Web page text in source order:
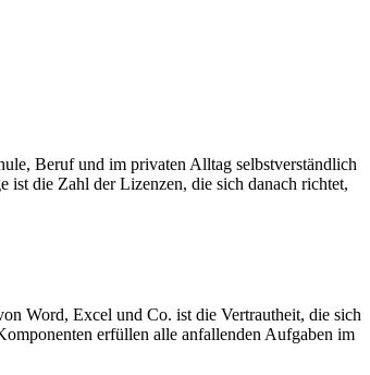
Beruf und im privaten Alltag selbstverständlich
ist die Zahl der Lizenzen, die sich danach richtet,
Word, Excel und Co. ist die Vertrautheit, die sich
erfüllen alle anfallenden Aufgaben im